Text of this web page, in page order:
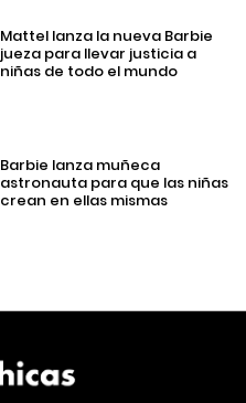
Mattel lanza la nueva Barbie
jueza para llevar justicia a
niñas de todo el mundo
Barbie lanza muñeca
astronauta para que las niñas
crean en ellas mismas